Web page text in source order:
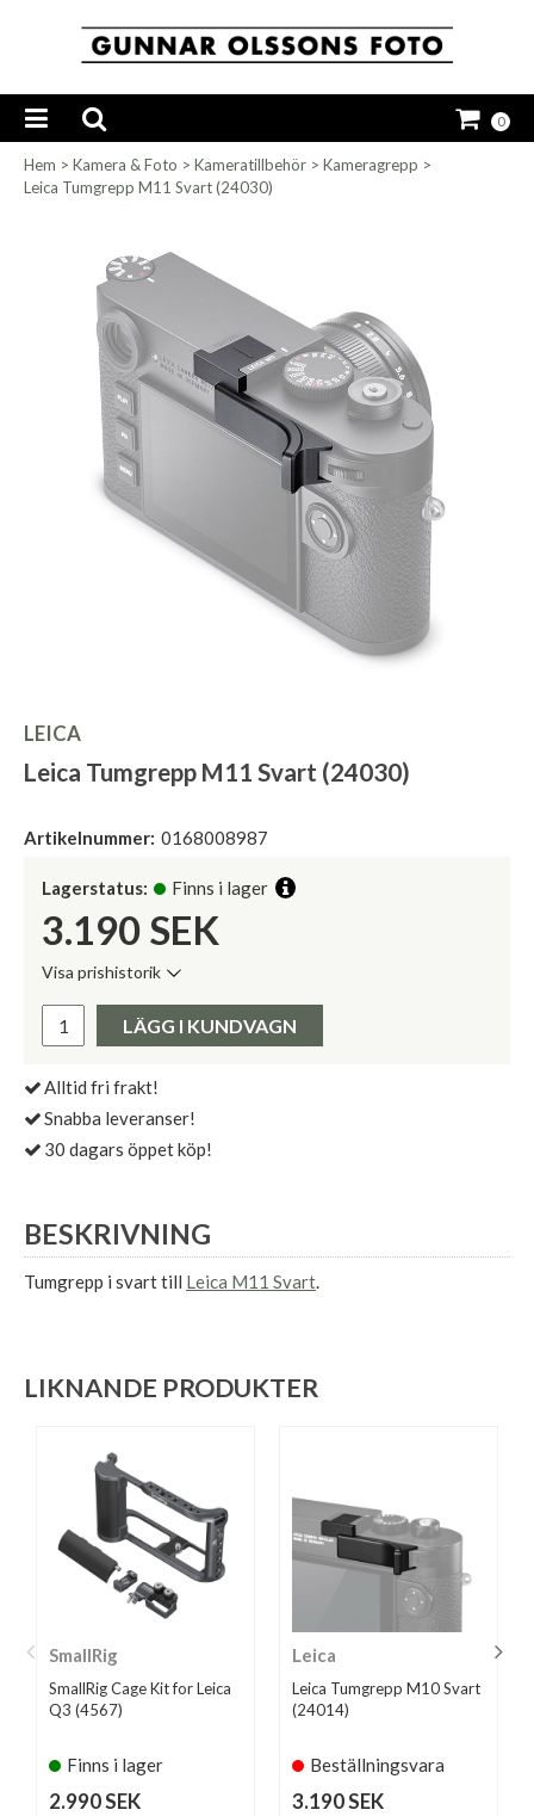
0
Hem > Kamera & Foto > Kameratillbehör > Kameragrepp >
Leica Tumgrepp M11 Svart (24030)
LEICA
Leica Tumgrepp M11 Svart (24030)
Artikelnummer: 0168008987
Lagerstatus: Finns i lager
3.190 SEK
Visa prishistorik
Pris:
LÄGG I KUNDVAGN
Alltid fri frakt!
Snabba leveranser!
30 dagars öppet köp!
BESKRIVNING
Tumgrepp i svart till Leica M11 Svart.
LIKNANDE PRODUKTER
SmallRig
SmallRig Cage Kit for Leica
Q3 (4567)
Finns i lager
2.990 SEK
Leica
Leica Tumgrepp M10 Svart
(24014)
Beställningsvara
3.190 SEK